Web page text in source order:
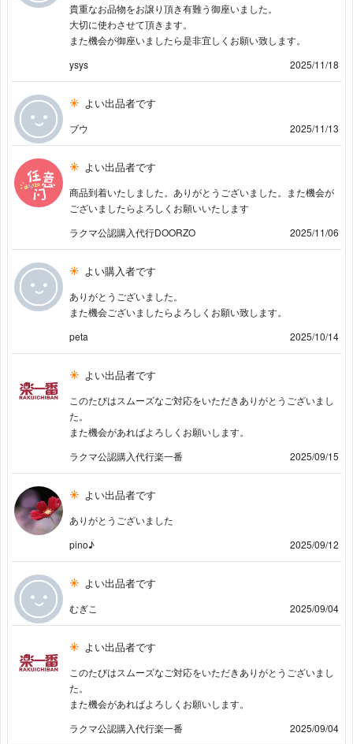
貴重なお品物をお譲り頂き有難う御座いました。
大切に使わさせて頂きます。
また機会が御座いましたら是非宜しくお願い致します。
ysys
2025/11/18
よい出品者です
ブウ 2025/11/13
よい出品者です
商品到着いたしました。ありがとうございました。また機会が
ございましたらよろしくお願いいたします
ラクマ公認購入代行DOORZO
2025/11/06
よい購入者です
ありがとうございました。
また機会ございましたらよろしくお願い致します。
peta
2025/10/14
よい出品者です
このたびはスムーズなご対応をいただきありがとうございまし
た。
また機会があればよろしくお願いします。
ラクマ公認購入代行楽一番
2025/09/15
よい出品者です
ありがとうございました
pino♪
2025/09/12
よい出品者です
むぎこ 2025/09/04
よい出品者です
このたびはスムーズなご対応をいただきありがとうございまし
た。
また機会があればよろしくお願いします。
ラクマ公認購入代行楽一番
2025/09/04